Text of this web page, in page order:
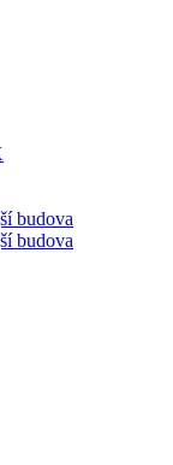
budova
budova